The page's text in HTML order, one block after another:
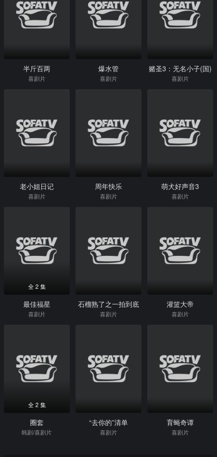
半斤百两
喜剧片
爆水管
喜剧片
赌圣3：无名小子(国)
喜剧片
老小姐日记
喜剧片
周年快乐
喜剧片
萌犬好声音3
喜剧片
全 2 集
最佳福星
喜剧片
石榴熟了之一拍到底
喜剧片
灌篮大帝
喜剧片
全 2 集
圈套
韩剧/喜剧片
“去你的”清单
喜剧片
育蝇奇谭
喜剧片